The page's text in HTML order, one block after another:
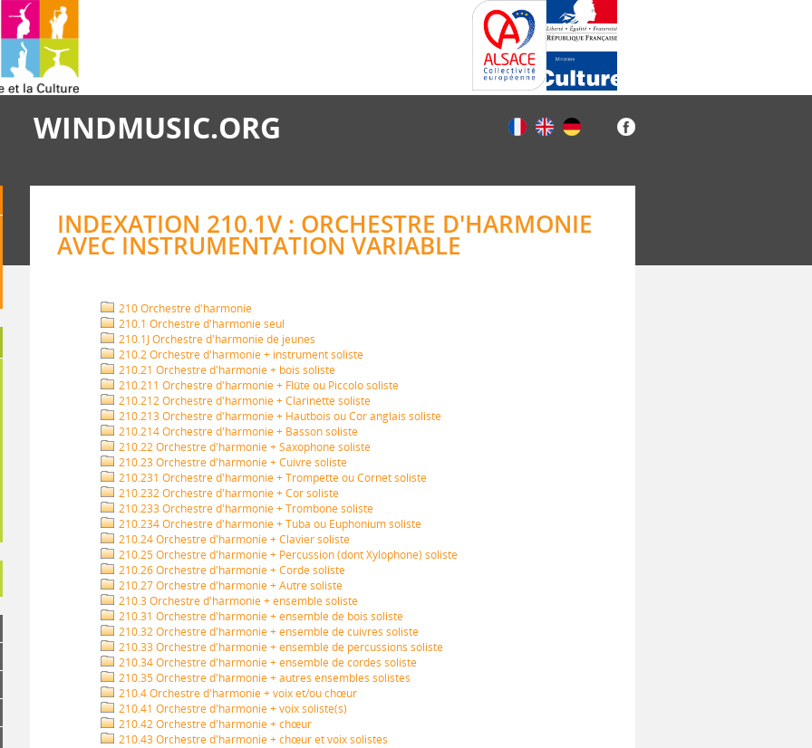
WINDMUSIC.ORG
INDEXATION 210.1V : ORCHESTRE D'HARMONIE
AVEC INSTRUMENTATION VARIABLE
210 Orchestre d'harmonie
210.1 Orchestre d'harmonie seul
210.1J Orchestre d'harmonie de jeunes
210.2 Orchestre d'harmonie + instrument soliste
210.21 Orchestre d'harmonie + bois soliste
210.211 Orchestre d'harmonie + Flûte ou Piccolo soliste
210.212 Orchestre d'harmonie + Clarinette soliste
210.213 Orchestre d'harmonie + Hautbois ou Cor anglais soliste
210.214 Orchestre d'harmonie + Basson soliste
210.22 Orchestre d'harmonie + Saxophone soliste
210.23 Orchestre d'harmonie + Cuivre soliste
210.231 Orchestre d'harmonie + Trompette ou Cornet soliste
210.232 Orchestre d'harmonie + Cor soliste
210.233 Orchestre d'harmonie + Trombone soliste
210.234 Orchestre d'harmonie + Tuba ou Euphonium soliste
210.24 Orchestre d'harmonie + Clavier soliste
210.25 Orchestre d'harmonie + Percussion (dont Xylophone) soliste
210.26 Orchestre d'harmonie + Corde soliste
210.27 Orchestre d'harmonie + Autre soliste
210.3 Orchestre d'harmonie + ensemble soliste
210.31 Orchestre d'harmonie + ensemble de bois soliste
210.32 Orchestre d'harmonie + ensemble de cuivres soliste
210.33 Orchestre d'harmonie + ensemble de percussions soliste
210.34 Orchestre d'harmonie + ensemble de cordes soliste
210.35 Orchestre d'harmonie + autres ensembles solistes
210.4 Orchestre d'harmonie + voix et/ou chœur
210.41 Orchestre d'harmonie + voix soliste(s)
210.42 Orchestre d'harmonie + chœur
210.43 Orchestre d'harmonie + chœur et voix solistes